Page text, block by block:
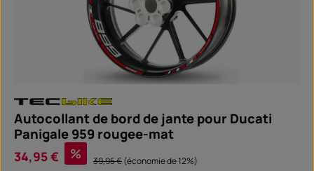
Autocollant de bord de jante pour Ducati
Panigale 959 rougee-mat
Prix de vente :
34,95 € % Prix régulier :
39,95 €(économie de 12%)